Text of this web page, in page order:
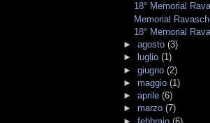
18° Memorial
Memorial
18° Memorial
► agosto (3)
►
luglio (1)
► giugno (2)
► maggio (1)
► aprile (6)
► marzo (7)